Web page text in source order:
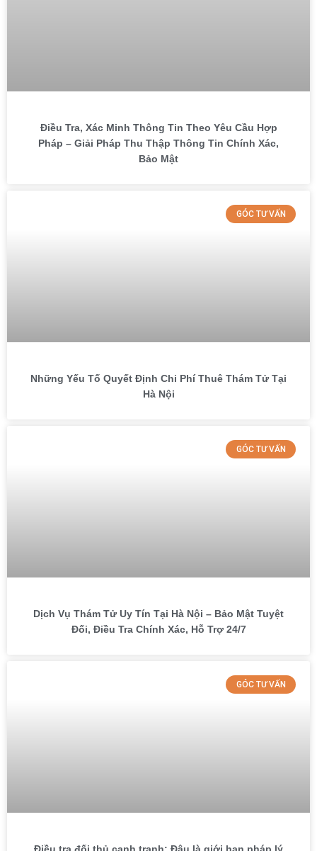
Điều Tra, Xác Minh Thông Tin Theo Yêu Cầu Hợp
Pháp – Giải Pháp Thu Thập Thông Tin Chính Xác,
Bảo Mật
GÓC TƯ VẤN
Những Yếu Tố Quyết Định Chi Phí Thuê Thám Tử Tại
Hà Nội
GÓC TƯ VẤN
Dịch Vụ Thám Tử Uy Tín Tại Hà Nội – Bảo Mật Tuyệt
Đối, Điều Tra Chính Xác, Hỗ Trợ 24/7
GÓC TƯ VẤN
Điều tra đối thủ cạnh tranh: Đâu là giới hạn pháp lý